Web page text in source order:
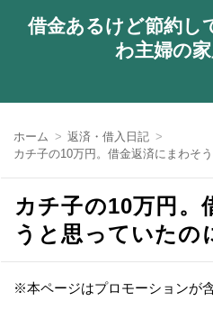
借金あるけど節約し
わ主婦の
ホーム
返済・借入日記
カチ子の10万円。借金返済にまわそ
カチ子の10万円。
うと思っていたの
※本ページはプロモーションが